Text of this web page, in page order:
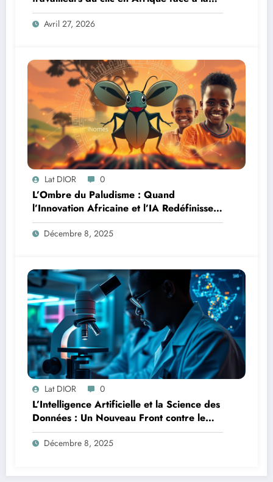
révolution numérique
Avril 27, 2026
Lat DIOR 0
L’Ombre du Paludisme : Quand
l’Innovation Africaine et l’IA Redéfinissent
la Lutte
Décembre 8, 2025
Lat DIOR 0
L’Intelligence Artificielle et la Science des
Données : Un Nouveau Front contre le
Paludisme en Afrique
Décembre 8, 2025